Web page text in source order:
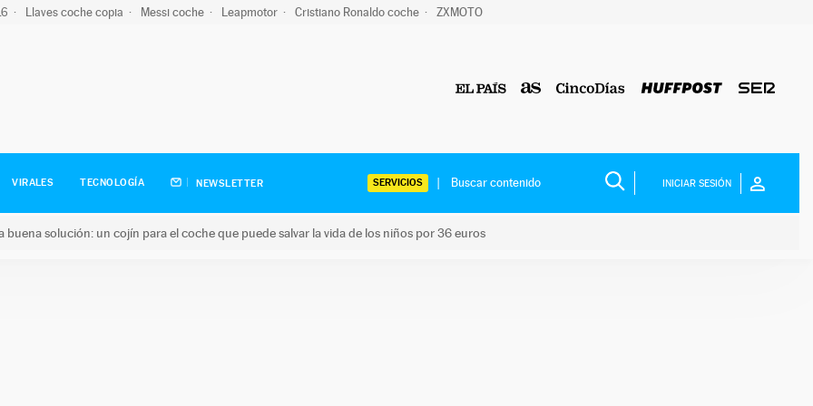
Llaves coche copia Messi coche Leapmotor Cristiano Ronaldo coche ZXMOTO
VIRALES TECNOLOGÍA NEWSLETTER SERVICIOS INICIAR SESIÓN
buena solución: un cojín para el coche que puede salvar la vida de los niños por 36 euros